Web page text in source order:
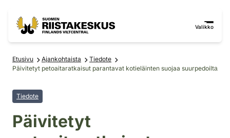
Valikko
Etusivu Ajankohtaista
Tiedote
Päivitetyt petoaitaratkaisut parantavat kotieläinten suojaa suurpedoiltа
Tiedote
Päivitetyt